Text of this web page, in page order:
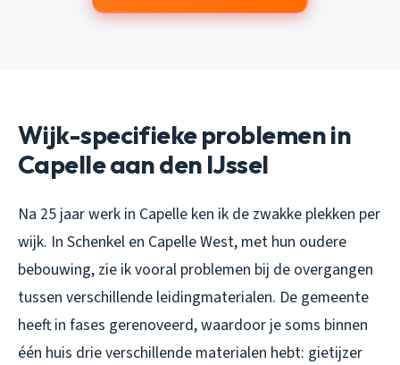
Wijk-specifieke problemen in
Capelle aan den IJssel
Na 25 jaar werk in Capelle ken ik de zwakke plekken per
wijk. In Schenkel en Capelle West, met hun oudere
bebouwing, zie ik vooral problemen bij de overgangen
tussen verschillende leidingmaterialen. De gemeente
heeft in fases gerenoveerd, waardoor je soms binnen
één huis drie verschillende materialen hebt: gietijzer